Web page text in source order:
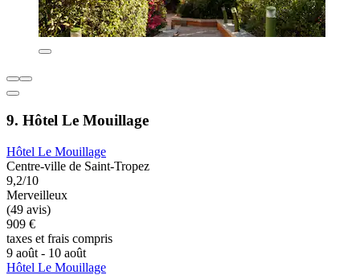
9. Hôtel Le Mouillage
Hôtel Le Mouillage
Centre-ville de Saint-Tropez
9,2/10
Merveilleux
(49 avis)
909 €
taxes et frais compris
9 août - 10 août
Hôtel Le Mouillage